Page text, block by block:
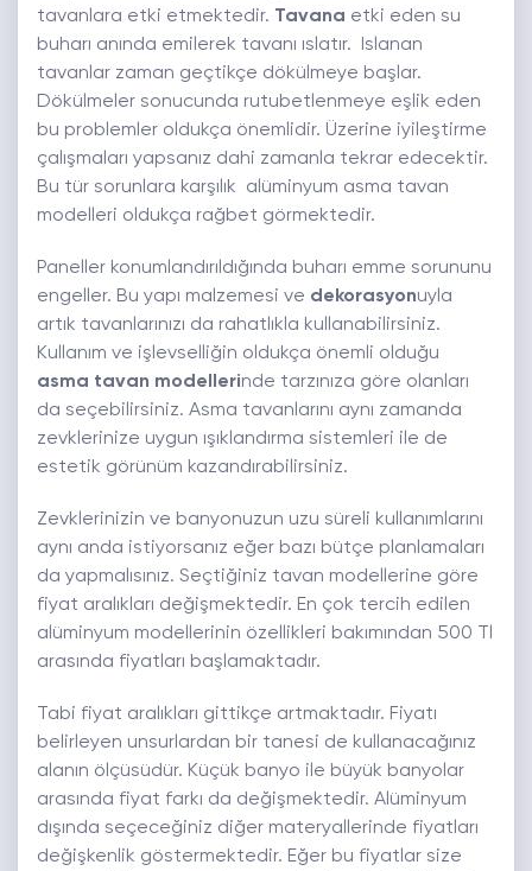
tavanlara etki etmektedir. Tavana etki eden su
buharı anında emilerek tavanı ıslatır. Islanan
tavanlar zaman geçtikçe dökülmeye başlar.
Dökülmeler sonucunda rutubetlenmeye eşlik eden
bu problemler oldukça önemlidir. Üzerine iyileştirme
çalışmaları yapsanız dahi zamanla tekrar edecektir.
Bu tür sorunlara karşılık alüminyum asma tavan
modelleri oldukça rağbet görmektedir.
Paneller konumlandırıldığında buharı emme sorununu
engeller. Bu yapı malzemesi ve dekorasyonuyla
artık tavanlarınızı da rahatlıkla kullanabilirsiniz.
Kullanım ve işlevselliğin oldukça önemli olduğu
asma tavan modellerinde tarzınıza göre olanları
da seçebilirsiniz. Asma tavanlarını aynı zamanda
zevklerinize uygun ışıklandırma sistemleri ile de
estetik görünüm kazandırabilirsiniz.
Zevklerinizin ve banyonuzun uzu süreli kullanımlarını
aynı anda istiyorsanız eğer bazı bütçe planlamaları
da yapmalısınız. Seçtiğiniz tavan modellerine göre
fiyat aralıkları değişmektedir. En çok tercih edilen
alüminyum modellerinin özellikleri bakımından 500 Tl
arasında fiyatları başlamaktadır.
Tabi fiyat aralıkları gittikçe artmaktadır. Fiyatı
belirleyen unsurlardan bir tanesi de kullanacağınız
alanın ölçüsüdür. Küçük banyo ile büyük banyolar
arasında fiyat farkı da değişmektedir. Alüminyum
dışında seçeceğiniz diğer materyallerinde fiyatları
değişkenlik göstermektedir. Eğer bu fiyatlar size